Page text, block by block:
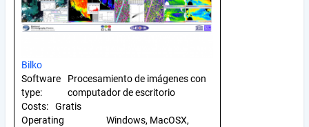
Bilko
Software
type:
Procesamiento de imágenes con
computador de escritorio
Costs:
Gratis
Operating
Windows, MacOSX,